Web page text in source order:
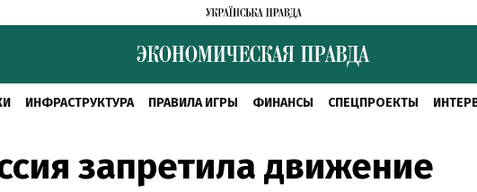
ИНФРАСТРУКТУРА ПРАВИЛА ИГРЫ ФИНАНСЫ СПЕЦПРОЕКТЫ
запретила движение